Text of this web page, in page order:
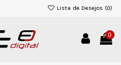
Lista de Desejos (0)
0